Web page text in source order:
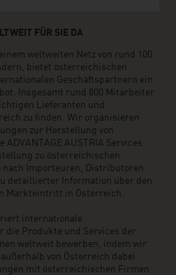
FÜR SIE DA
weltweiten Netz von rund 100
bietet österreichischen
Geschäftspartnern ein
Insgesamt rund 800 Mitarbeiter
Lieferanten und
zu finden. Wir organisieren
zur Herstellung von
AUSTRIA Services
zu österreichischen
nach Importeuren, Distributoren
detaillierter Information über den
Markteintritt in Österreich.
internationale
die Produkte und Services der
weltweit bewerben, indem wir
von Österreich dabei
mit österreichischen Firmen